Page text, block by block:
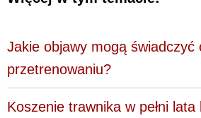
Jakie objawy mogą świadczyć
przetrenowaniu?
Koszenie trawnika w pełni